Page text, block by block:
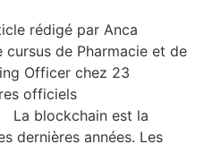
rédigé par Anca
cursus de Pharmacie et de
Officer chez 23
officiels
La blockchain est la
dernières années. Les